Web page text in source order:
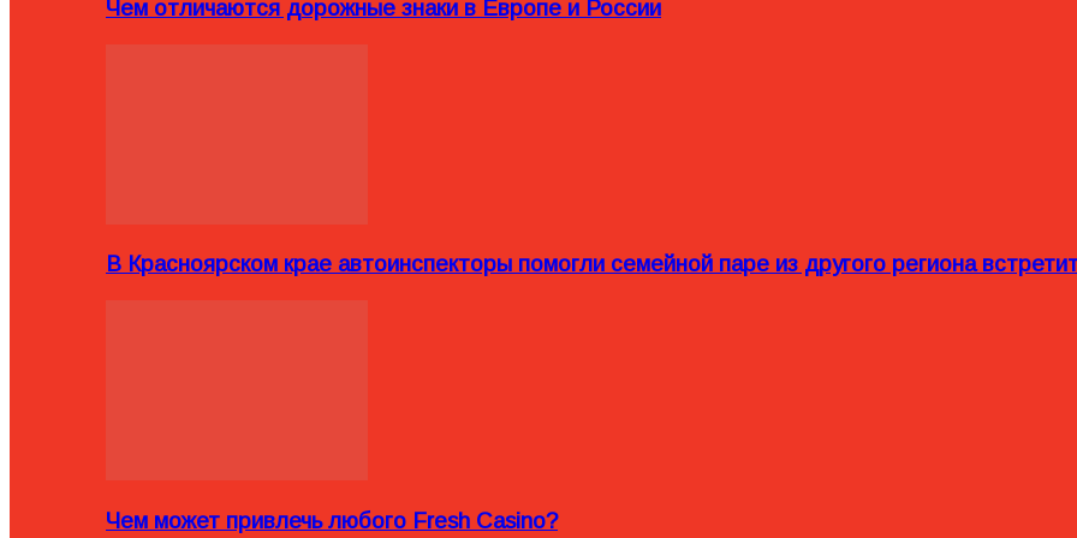
Чем отличаются дорожные знаки в Европе и России
В Красноярском крае автоинспекторы помогли семейной паре из другого региона
Чем может привлечь любого Fresh Casino?